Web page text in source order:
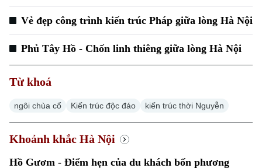
Chuyên mục
Thời sự
Hà Nội
Chính trị
Xã hội
Hà Nội
Nhịp sống Hà Nội
Thế giới
Vẻ đẹp công trình kiến trúc Pháp giữa lòng Hà Nội
Phủ Tây Hồ - Chốn linh thiêng giữa lòng Hà Nội
Từ khoá
ngôi chùa cổ Kiến trúc độc đáo kiến trúc thời Nguyễn
Khoảnh khắc Hà Nội
Hồ Gươm - Điểm hẹn của du khách bốn phương